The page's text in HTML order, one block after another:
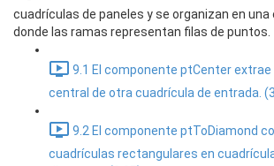
cuadrículas de paneles y se organizan en
donde las ramas representan filas de puntos.
9.1 El componente ptCenter
central de otra cuadrícula de entrada.
9.2 El componente ptToDiamond
cuadrículas rectangulares en